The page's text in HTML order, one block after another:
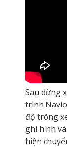
Sau dừng
trình
độ trông
ghi hình
hiện